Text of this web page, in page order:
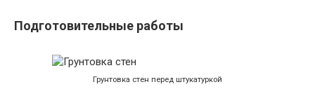
Подготовительные работы
Грунтовка стен перед штукатуркой